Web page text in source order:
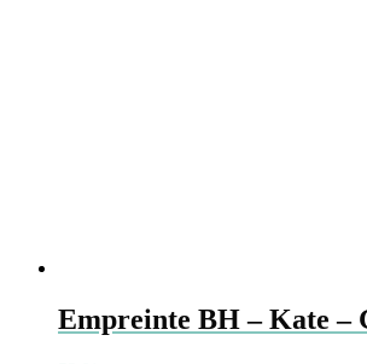
Empreinte BH – Kate –